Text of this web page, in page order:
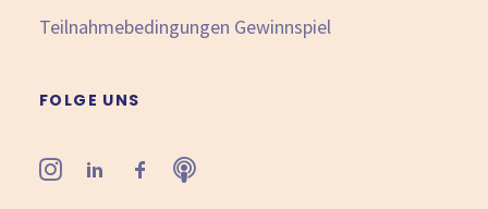
Teilnahmebedingungen Gewinnspiel
FOLGE UNS